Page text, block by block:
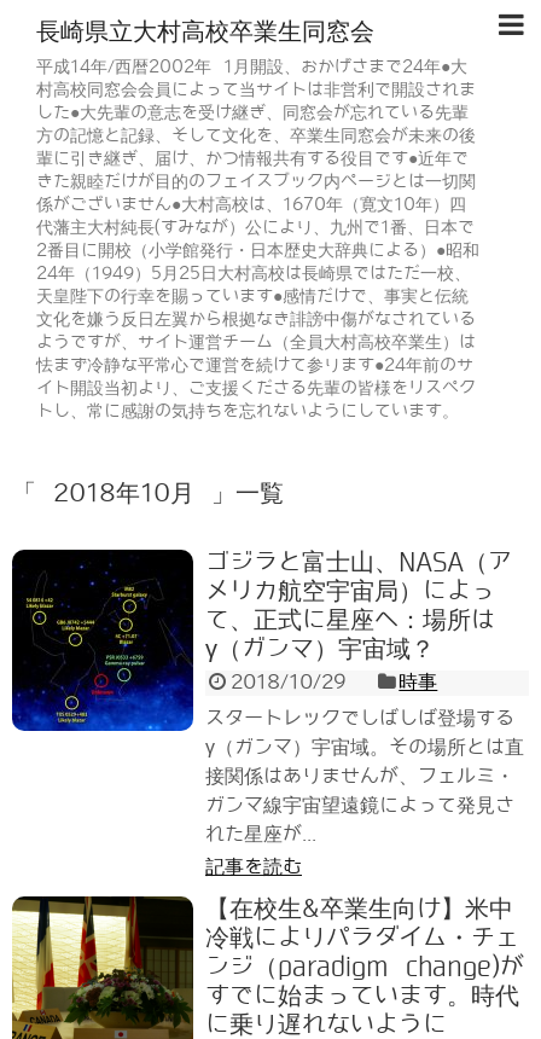
長崎県立大村高校卒業生同窓会
平成14年/西暦2002年 1月開設、おかげさまで24年●大
村高校同窓会会員によって当サイトは非営利で開設されま
した●大先輩の意志を受け継ぎ、同窓会が忘れている先輩
方の記憶と記録、そして文化を、卒業生同窓会が未来の後
輩に引き継ぎ、届け、かつ情報共有する役目です●近年で
きた親睦だけが目的のフェイスブック内ページとは一切関
係がございません●大村高校は、1670年（寛文10年）四
代藩主大村純長(すみなが）公により、九州で1番、日本で
2番目に開校（小学館発行・日本歴史大辞典による）●昭和
24年（1949）5月25日大村高校は長崎県ではただ一校、
天皇陛下の行幸を賜っています●感情だけで、事実と伝統
文化を嫌う反日左翼から根拠なき誹謗中傷がなされている
ようですが、サイト運営チーム（全員大村高校卒業生）は
怯まず冷静な平常心で運営を続けて参ります●24年前のサ
イト開設当初より、ご支援くださる先輩の皆様をリスペク
トし、常に感謝の気持ちを忘れないようにしています。
「 2018年10月 」一覧
ゴジラと富士山、NASA（ア
メリカ航空宇宙局）によっ
て、正式に星座へ：場所は
γ（ガンマ）宇宙域？
2018/10/29
時事
スタートレックでしばしば登場する
γ（ガンマ）宇宙域。その場所とは直
接関係はありませんが、フェルミ・
ガンマ線宇宙望遠鏡によって発見さ
れた星座が...
記事を読む
【在校生&卒業生向け】米中
冷戦によりパラダイム・チェ
ンジ（paradigm change)が
すでに始まっています。時代
に乗り遅れないように